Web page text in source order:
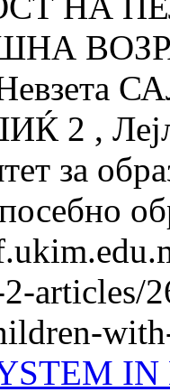
2 ,
за
articles/
IN